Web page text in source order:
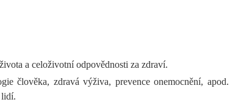
a celoživotní odpovědnosti za zdraví.
člověka, zdravá výživa, prevence onemocnění, apod.
lidí.